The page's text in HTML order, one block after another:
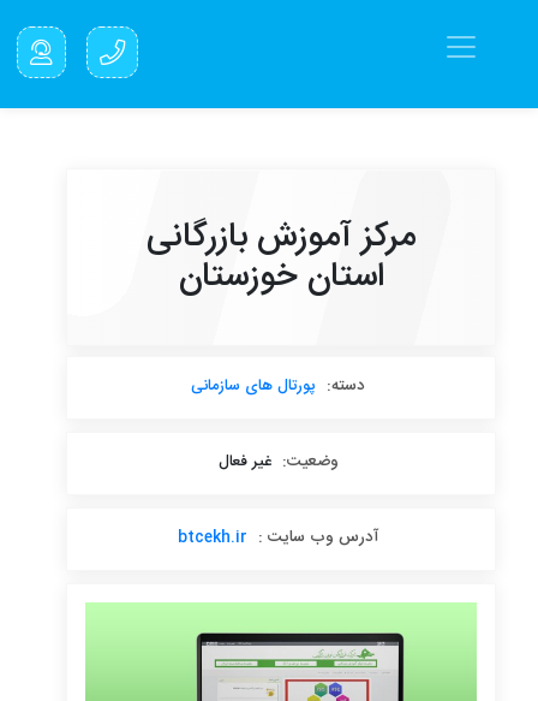
مرکز آموزش بازرگانی
استان خوزستان
دسته: پورتال های سازمانی
وضعیت: غیر فعال
آدرس وب سایت : btcekh.ir